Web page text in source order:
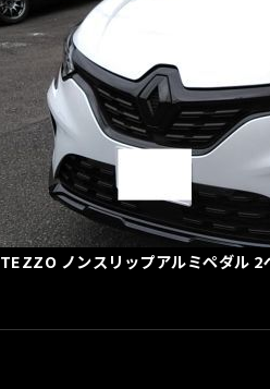
TEZZO ノンスリップアルミペダル